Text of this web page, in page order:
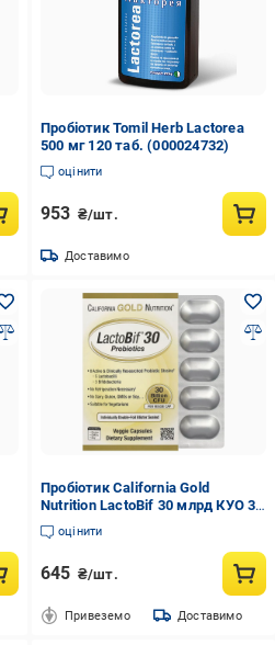
Пробіотик Tomil Herb Lactorea
500 мг 120 таб. (000024732)
оцінити
953 ₴/шт.
Доставимо
Пробіотик California Gold
Nutrition LactoBif 30 млрд КУО 30
капс. (33357479)
оцінити
645 ₴/шт.
Привеземо Доставимо